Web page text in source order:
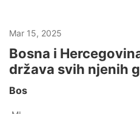
Mar 15, 2025
Bosna i
država svih njenih
Bos